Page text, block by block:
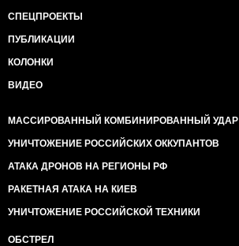
СПЕЦПРОЕКТЫ
ПУБЛИКАЦИИ
КОЛОНКИ
ВИДЕО
МАССИРОВАННЫЙ КОМБИНИРОВАННЫЙ УДАР
УНИЧТОЖЕНИЕ РОССИЙСКИХ ОККУПАНТОВ
АТАКА ДРОНОВ НА РЕГИОНЫ РФ
РАКЕТНАЯ АТАКА НА КИЕВ
УНИЧТОЖЕНИЕ РОССИЙСКОЙ ТЕХНИКИ
ОБСТРЕЛ